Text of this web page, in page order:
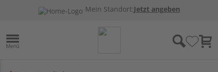
Mein Standort:Jetzt angeben